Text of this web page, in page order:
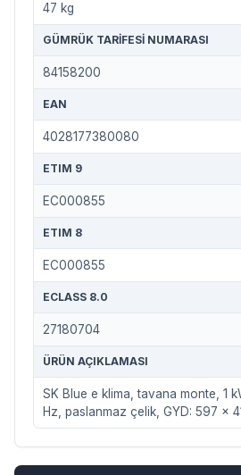
47 kg
GÜMRÜK TARIFESI NUMARASI
84158200
EAN
4028177380080
ETIM 9
EC000855
ETIM 8
EC000855
ECLASS 8.0
27180704
ÜRÜN AÇIKLAMASI
SK Blue e klima, tavana monte, 1
Hz, paslanmaz çelik, GYD: 597 x